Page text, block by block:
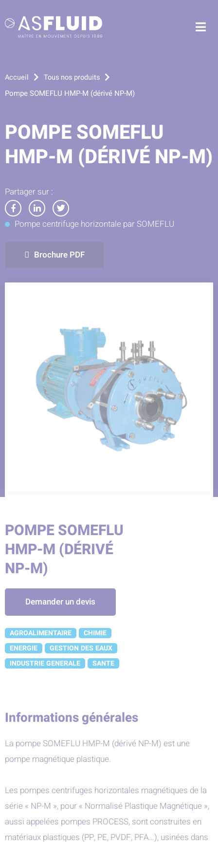
Aller à la recherche
Accueil Tous nos produits
Pompe SOMEFLU HMP-M (dérivé NP-M)
POMPE SOMEFLU
HMP-M (DÉRIVÉ NP-M)
Partager sur :
Partager
sur
Partager
sur
Partager
sur
Pompe centrifuge horizontale par SOMEFLU
Brochure PDF
POMPE SOMEFLU
HMP-M (DÉRIVÉ
NP-M)
Demander un devis
AGROALIMENTAIRE
CHIMIE
ENERGIE
GESTION DES EAUX
INDUSTRIE GENERALE
SANTE
Informations générales
La pompe SOMEFLU HMP-M (dérivé NP-M) est une
pompe magnétique plastique.
Les pompes centrifuges horizontales magnétiques de la
série « NP-M », pour « Normalisé Plastique Magnétique »,
aussi appelées pompes PROCESS, sont construites en
matériaux plastiques (PP, PE, PVDF, PFA…), usinées dans